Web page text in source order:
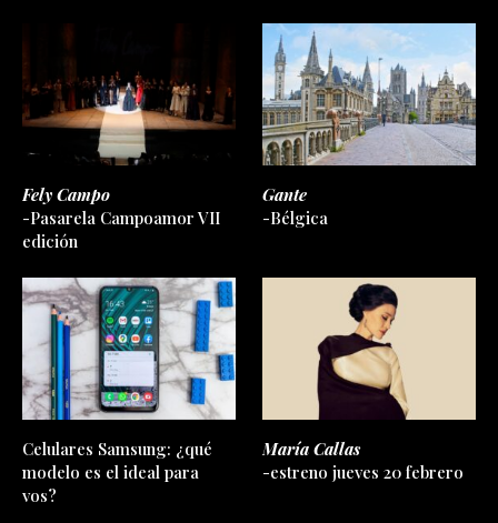
Fely Campo
-Pasarela Campoamor VII
edición
Gante
-Bélgica
Celulares Samsung: ¿qué
modelo es el ideal para
vos?
María Callas
-estreno jueves 20 febrero